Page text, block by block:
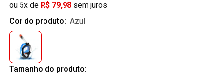
ou 5x de R$ 79,98 sem juros
Cor do produto:
azul
Tamanho do produto: